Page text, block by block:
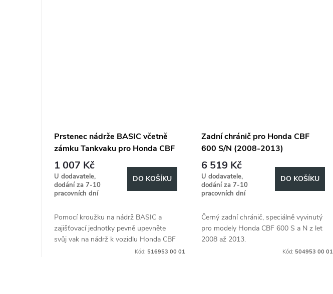
Prstenec nádrže BASIC včetně
zámku Tankvaku pro Honda CBF
600 S/N (2008-2013)
1 007 Kč
U dodavatele,
dodání za 7-10
pracovních dní
DO KOŠÍKU
Pomocí kroužku na nádrž BASIC a
zajišťovací jednotky pevně upevněte
svůj vak na nádrž k vozidlu Honda CBF
Kód: 516953 00 01
Zadní chránič pro Honda CBF
600 S/N (2008-2013)
6 519 Kč
U dodavatele,
dodání za 7-10
pracovních dní
DO KOŠÍKU
Černý zadní chránič, speciálně vyvinutý
pro modely Honda CBF 600 S a N z let
2008 až 2013.
Kód: 504953 00 01